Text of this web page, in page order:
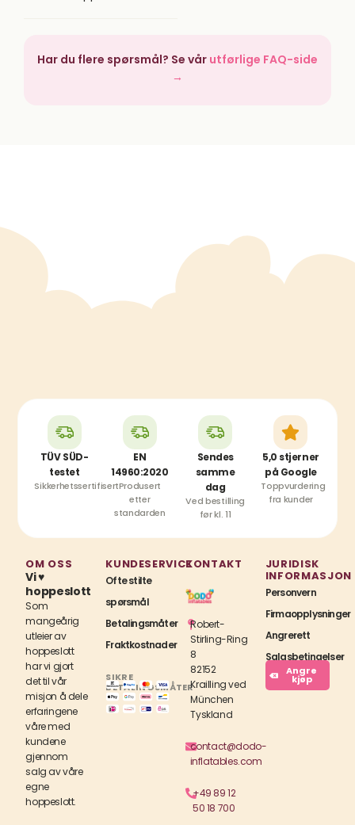
Har du flere spørsmål? Se vår utførlige FAQ-side
→
TÜV SÜD-
testet
Sikkerhetssertifisert
EN
14960:2020
Produsert
etter
standarden
Sendes
samme
dag
Ved bestilling
før kl. 11
5,0 stjerner
på Google
Toppvurdering
fra kunder
OM OSS
Vi ♥
hoppeslott
Som
mangeårig
utleier av
hoppeslott
har vi gjort
det til vår
misjon å dele
erfaringene
våre med
kundene
gjennom
salg av våre
egne
hoppeslott.
KUNDESERVICE
Ofte stilte
spørsmål
Betalingsmåter
Fraktkostnader
SIKRE
BETALINGSMÅTER
KONTAKT
Robert-
Stirling-Ring
8
82152
Krailling ved
München
Tyskland
contact@dodo-
inflatables.com
+49 89 12
50 18 700
JURIDISK
INFORMASJON
Personvern
Firmaopplysninger
Angrerett
Salgsbetingelser
Angre
kjøp